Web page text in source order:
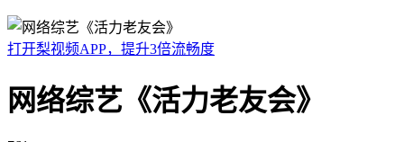
打开梨视频APP，提升3倍流畅度
网络综艺《活力老友会》